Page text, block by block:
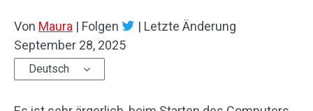
Von Maura | Folgen | Letzte Änderung
September 28, 2025
Deutsch